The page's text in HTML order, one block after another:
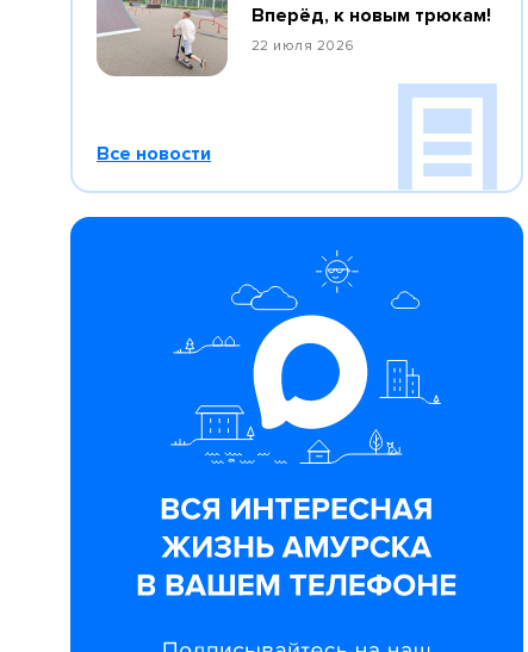
Вперёд, к новым трюкам!
22 июля 2026
Все новости